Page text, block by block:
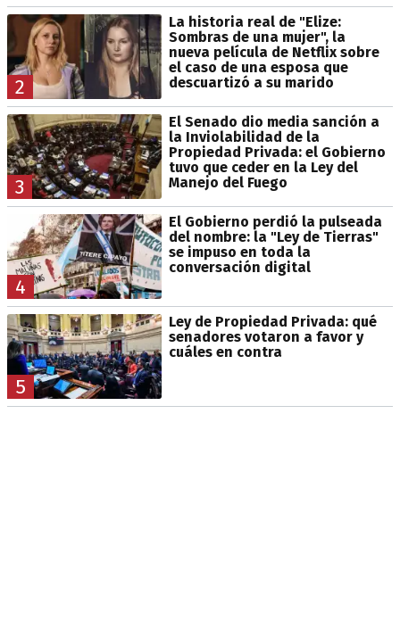
2
La historia real de "Elize:
Sombras de una mujer", la
nueva película de Netflix sobre
el caso de una esposa que
descuartizó a su marido
3
El Senado dio media sanción a
la Inviolabilidad de la
Propiedad Privada: el Gobierno
tuvo que ceder en la Ley del
Manejo del Fuego
4
El Gobierno perdió la pulseada
del nombre: la "Ley de Tierras"
se impuso en toda la
conversación digital
5
Ley de Propiedad Privada: qué
senadores votaron a favor y
cuáles en contra